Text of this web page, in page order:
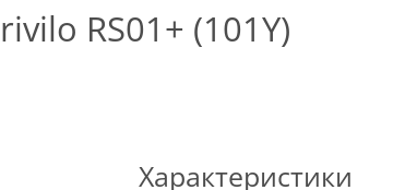
RS01+ (101Y)
Характеристики